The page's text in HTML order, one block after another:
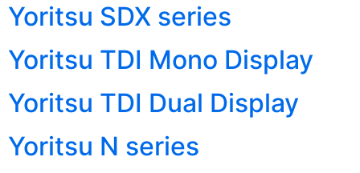
Yoritsu SDX series
Yoritsu TDI Mono Display
Yoritsu TDI Dual Display
Yoritsu N series